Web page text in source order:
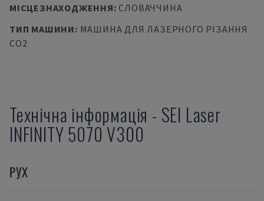
МІСЦЕЗНАХОДЖЕННЯ: СЛОВАЧЧИНА
ТИП МАШИНИ: МАШИНА ДЛЯ ЛАЗЕРНОГО РІЗАННЯ
CO2
Технічна інформація - SEI Laser
INFINITY 5070 V300
РУХ